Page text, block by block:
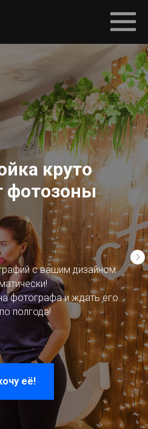
круто
фотозоны
с вашим дизайном
фотографа и ждать его
полгода!
её!